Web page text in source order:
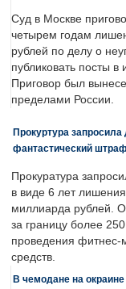
Суд в Москве
четырем годам
рублей по делу о
публиковать посты в
Приговор был
пределами России.
Прокуртура
фантастический
Прокуратура
в виде 6 лет
миллиарда рублей.
за границу более
проведения фитнес-
средств.
В чемодане на